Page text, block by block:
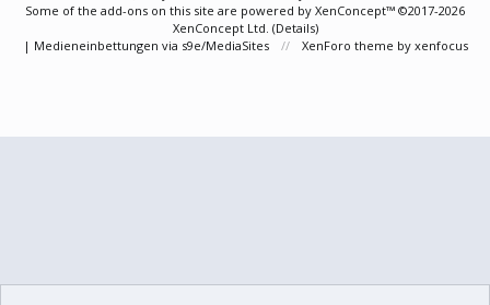
Some of the add-ons on this site are powered by XenConcept™ ©2017-2026
XenConcept Ltd. (Details)
| Medieneinbettungen via s9e/MediaSites XenForo theme by xenfocus